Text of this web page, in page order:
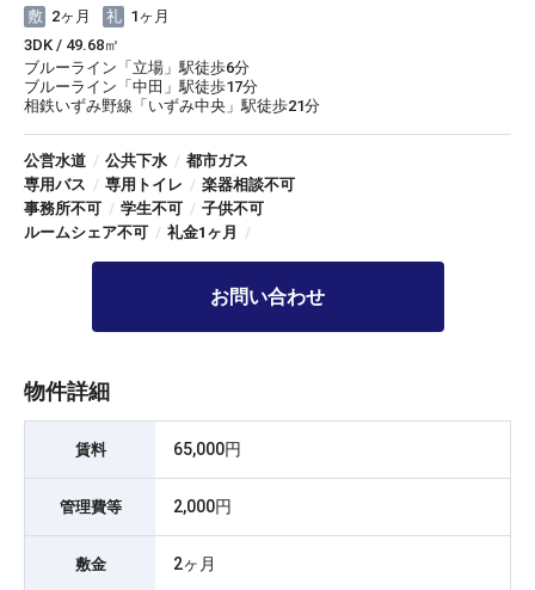
2ヶ月
1ヶ月
3DK / 49.68㎡
ブルーライン「立場」駅徒歩6分
ブルーライン「中田」駅徒歩17分
相鉄いずみ野線「いずみ中央」駅徒歩21分
公営水道 / 公共下水 / 都市ガス
専用バス / 専用トイレ / 楽器相談不可
事務所不可 / 学生不可 / 子供不可
ルームシェア不可 / 礼金1ヶ月 /
お問い合わせ
物件詳細
賃料 65,000円
管理費等 2,000円
敷金 2ヶ月